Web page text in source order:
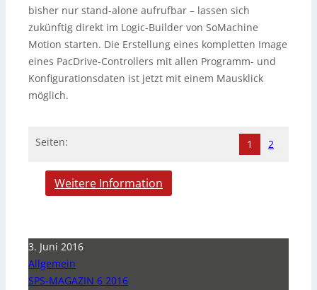
bisher nur stand-alone aufrufbar – lassen sich
zukünftig direkt im Logic-Builder von SoMachine
Motion starten. Die Erstellung eines kompletten Image
eines PacDrive-Controllers mit allen Programm- und
Konfigurationsdaten ist jetzt mit einem Mausklick
möglich.
Seiten: 1 2
Weitere Information
3. Juni 2016
Allgemein
SPS-MAGAZIN 6 2016